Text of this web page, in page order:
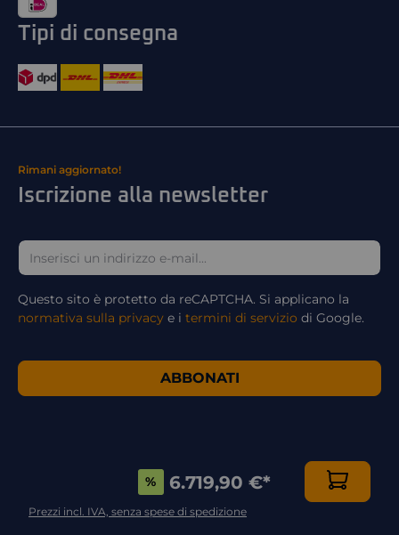
% 6.719,90 €*
Prezzi incl. IVA, senza spese di spedizione
Tipi di consegna
Rimani aggiornato!
Iscrizione alla newsletter
ABBONATI
Questo sito è protetto da reCAPTCHA. Si applicano la
normativa sulla privacy e i termini di servizio di Google.